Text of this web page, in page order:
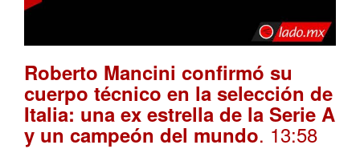
Roberto Mancini confirmó su
cuerpo técnico en la selección de
Italia: una ex estrella de la Serie A
y un campeón del mundo. 13:58